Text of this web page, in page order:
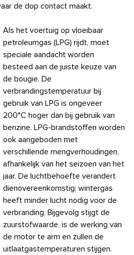
de dop contact maakt.
Als het voertuig op vloeibaar
petroleumgas (LPG) rijdt, moet
speciale aandacht worden
besteed aan de juiste keuze van
de bougie. De
verbrandingstemperatuur bij
gebruik van LPG is ongeveer
200°C hoger dan bij gebruik van
benzine. LPG-brandstoffen worden
ook aangeboden met
verschillende mengverhoudingen,
afhankelijk van het seizoen van het
jaar. De luchtbehoefte verandert
dienovereenkomstig: wintergas
heeft minder lucht nodig voor de
verbranding. Bijgevolg stijgt de
zuurstofwaarde, is de werking van
de motor te arm en zullen de
uitlaatgastemperaturen stijgen.